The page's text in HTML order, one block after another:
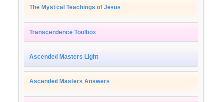
The Mystical Teachings of Jesus
Transcendence Toolbox
Ascended Masters Light
Ascended Masters Answers